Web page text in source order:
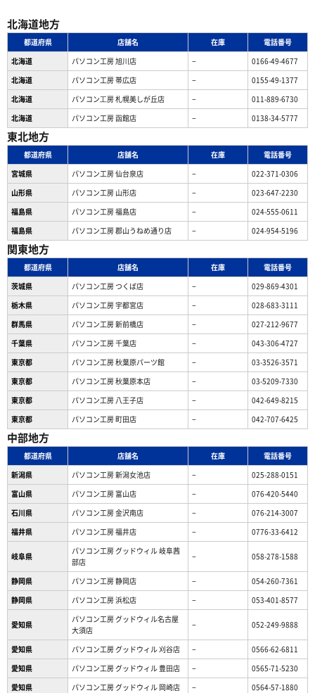
北海道地方
都道府県 店舗名 在庫
電話番号
北海道
パソコン工房 旭川店 −
0166-49-4677
北海道
パソコン工房 帯広店 −
0155-49-1377
北海道
パソコン⼯房 札幌美しが丘店 −
011-889-6730
北海道
パソコン工房 函館店 − 0138-34-5777
東北地方
都道府県 店舗名 在庫
電話番号
宮城県
パソコン工房 仙台泉店 −
022-371-0306
山形県
パソコン工房 山形店 −
023-647-2230
福島県
パソコン工房 福島店 −
024-555-0611
福島県
パソコン工房 郡山うねめ通り店 − 024-954-5196
関東地方
都道府県 店舗名 在庫
電話番号
茨城県
パソコン工房 つくば店 −
029-869-4301
栃木県
パソコン工房 宇都宮店 −
028-683-3111
群馬県
パソコン工房 新前橋店 −
027-212-9677
千葉県
パソコン工房 千葉店 −
043-306-4727
東京都
パソコン工房 秋葉原パーツ館 −
03-3526-3571
東京都
パソコン工房 秋葉原本店 −
03-5209-7330
東京都
パソコン工房 八王子店 −
042-649-8215
東京都
パソコン工房 町田店 − 042-707-6425
中部地方
都道府県 店舗名 在庫
電話番号
新潟県
パソコン工房 新潟女池店 −
025-288-0151
富山県
パソコン工房 富山店 −
076-420-5440
石川県
パソコン工房 金沢南店 −
076-214-3007
福井県
パソコン工房 福井店 − 0776-33-6412
岐阜県
パソコン工房 グッドウィル 岐阜茜
部店
− 058-278-1588
静岡県 パソコン工房 静岡店 −
054-260-7361
静岡県
パソコン工房 浜松店 − 053-401-8577
愛知県
パソコン工房 グッドウィル名古屋
大須店
− 052-249-9888
愛知県 パソコン工房 グッドウィル 刈谷店 −
0566-62-6811
愛知県
パソコン工房 グッドウィル 豊田店 −
0565-71-5230
愛知県
パソコン工房 グッドウィル 岡崎店 −
0564-57-1880